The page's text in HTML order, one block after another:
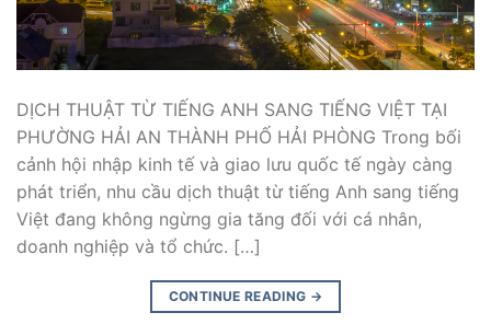
DỊCH THUẬT TỪ TIẾNG ANH SANG TIẾNG VIỆT TẠI
PHƯỜNG HẢI AN THÀNH PHỐ HẢI PHÒNG Trong bối
cảnh hội nhập kinh tế và giao lưu quốc tế ngày càng
phát triển, nhu cầu dịch thuật từ tiếng Anh sang tiếng
Việt đang không ngừng gia tăng đối với cá nhân,
doanh nghiệp và tổ chức. […]
CONTINUE READING →